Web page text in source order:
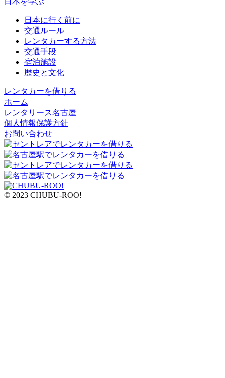
日本に行く前に
交通ルール
レンタカーする方法
交通手段
宿泊施設
歴史と文化
レンタカーを借りる
ホーム
レンタリース名古屋
個人情報保護方針
お問い合わせ
© 2023 CHUBU-ROO!